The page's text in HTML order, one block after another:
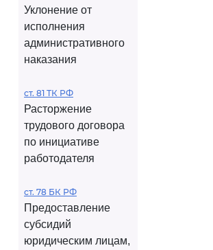
Уклонение от
исполнения
административного
наказания
ст. 81 ТК РФ
Расторжение
трудового договора
по инициативе
работодателя
ст. 78 БК РФ
Предоставление
субсидий
юридическим лицам,